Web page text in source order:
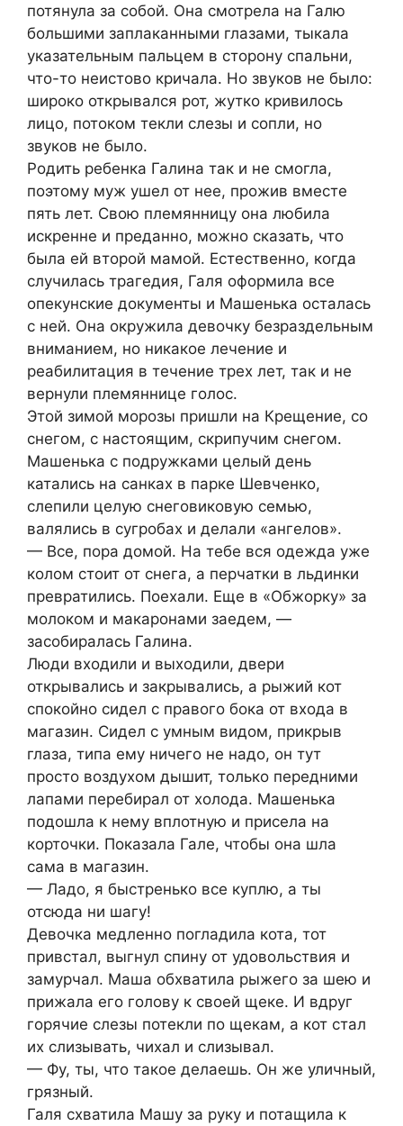
потянула за собой. Она смотрела на Галю
большими заплаканными глазами, тыкала
указательным пальцем в сторону спальни,
что-то неистово кричала. Но звуков не было:
широко открывался рот, жутко кривилось
лицо, потоком текли слезы и сопли, но
звуков не было.
Родить ребенка Галина так и не смогла,
поэтому муж ушел от нее, прожив вместе
пять лет. Свою племянницу она любила
искренне и преданно, можно сказать, что
была ей второй мамой. Естественно, когда
случилась трагедия, Галя оформила все
опекунские документы и Машенька осталась
с ней. Она окружила девочку безраздельным
вниманием, но никакое лечение и
реабилитация в течение трех лет, так и не
вернули племяннице голос.
Этой зимой морозы пришли на Крещение, со
снегом, с настоящим, скрипучим снегом.
Машенька с подружками целый день
катались на санках в парке Шевченко,
слепили целую снеговиковую семью,
валялись в сугробах и делали «ангелов».
— Все, пора домой. На тебе вся одежда уже
колом стоит от снега, а перчатки в льдинки
превратились. Поехали. Еще в «Обжорку» за
молоком и макаронами заедем, —
засобиралась Галина.
Люди входили и выходили, двери
открывались и закрывались, а рыжий кот
спокойно сидел с правого бока от входа в
магазин. Сидел с умным видом, прикрыв
глаза, типа ему ничего не надо, он тут
просто воздухом дышит, только передними
лапами перебирал от холода. Машенька
подошла к нему вплотную и присела на
корточки. Показала Гале, чтобы она шла
сама в магазин.
— Ладо, я быстренько все куплю, а ты
отсюда ни шагу!
Девочка медленно погладила кота, тот
привстал, выгнул спину от удовольствия и
замурчал. Маша обхватила рыжего за шею и
прижала его голову к своей щеке. И вдруг
горячие слезы потекли по щекам, а кот стал
их слизывать, чихал и слизывал.
— Фу, ты, что такое делаешь. Он же уличный,
грязный.
Галя схватила Машу за руку и потащила к